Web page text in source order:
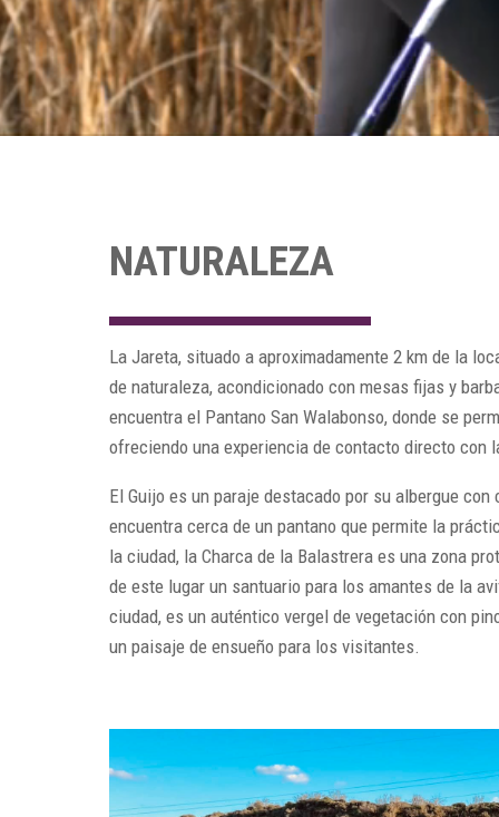
NATURALEZA
La Jareta, situado a aproximadamente 2 km de la
de naturaleza, acondicionado con mesas fijas y
encuentra el Pantano San Walabonso, donde se
ofreciendo una experiencia de contacto directo con
El Guijo es un paraje destacado por su albergue
encuentra cerca de un pantano que permite la
la ciudad, la Charca de la Balastrera es una zona
de este lugar un santuario para los amantes de la
ciudad, es un auténtico vergel de vegetación con
un paisaje de ensueño para los visitantes.